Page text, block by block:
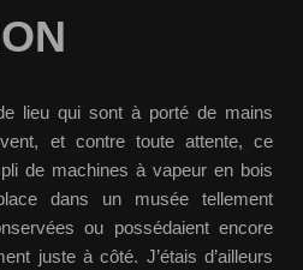
lieu qui sont à porté de mains
et contre toute attente, ce
de machines à vapeur en bois
dans un musée tellement
ou possédaient encore
juste à côté. J’étais d’ailleurs